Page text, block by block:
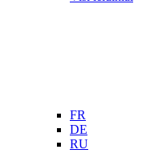
FR
DE
RU